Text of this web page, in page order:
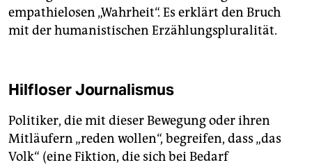
empathielosen „Wahrheit“. Es erklärt den Bruch
mit der humanistischen Erzählungspluralität.
Hilfloser Journalismus
Politiker, die mit dieser Bewegung oder ihren
Mitläufern „reden wollen“, begreifen, dass „das
Volk“ (eine Fiktion, die sich bei Bedarf